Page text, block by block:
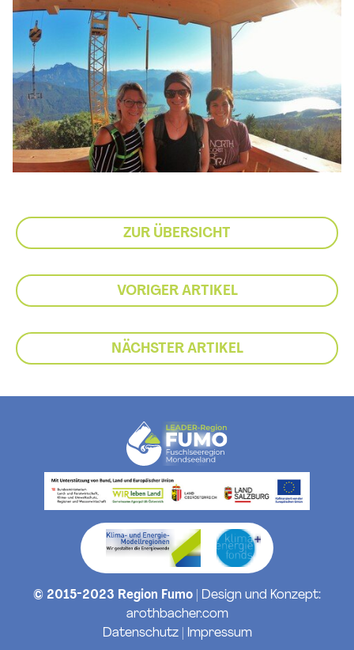
ZUR ÜBERSICHT
VORIGER ARTIKEL
NÄCHSTER ARTIKEL
© 2015-2023 Region Fumo | Design und Konzept:
arothbacher.com
Datenschutz
Impressum